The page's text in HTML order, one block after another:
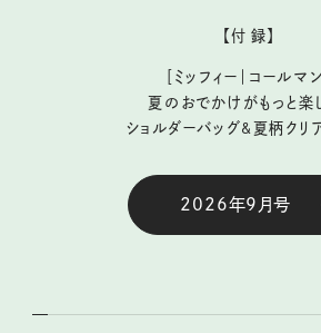
【付 録】
［ミッフィー｜コールマン
夏のおでかけがもっと楽
ショルダーバッグ&夏柄クリ
2026年9月号